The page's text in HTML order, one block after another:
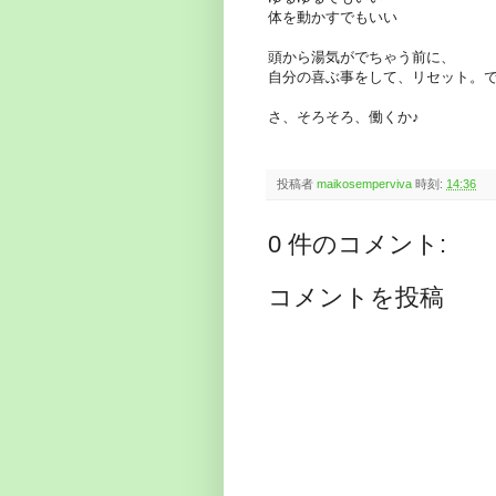
体を動かすでもいい
頭から湯気がでちゃう前に、
自分の喜ぶ事をして、リセット。
さ、そろそろ、働くか♪
投稿者 maikosemperviva 時刻: 14:36
0 件のコメント:
コメントを投稿